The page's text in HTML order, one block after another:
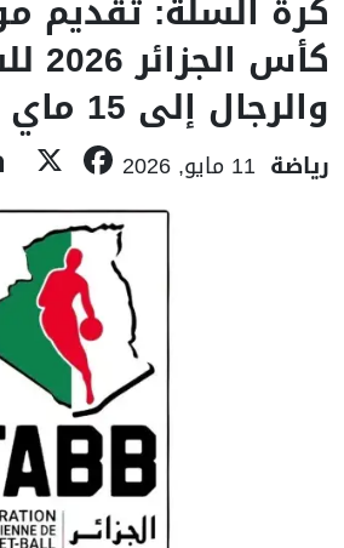
كأس
والرجال إلى 15 ماي
رياضة 11 مايو, 2026 X